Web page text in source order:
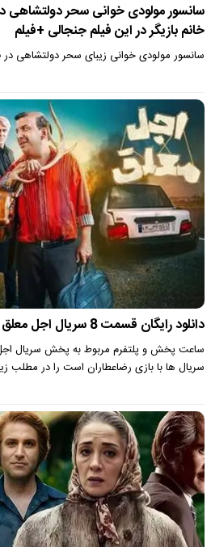
سانسور مولودی خوانی سحر دولتشاهی
خانم بازیگر در این فیلم جنجالی +فیلم
سانسور مولودی خوانی زیبای سحر دولتشاهی
دانلود رایگان قسمت 8 سریال اجل معلق + لینک
ساعت پخش و پلتفرم مربوط به پخش سریال
سریال ها با بازی رضاعطاران است را در مطلب